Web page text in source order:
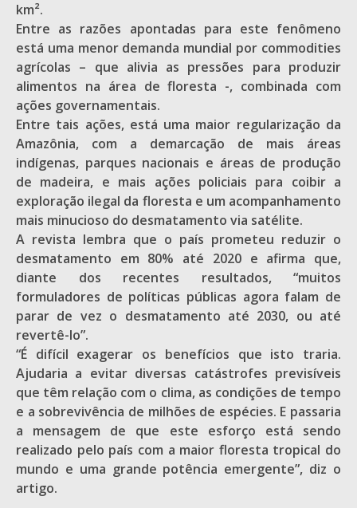
km².
Entre as razões apontadas para este fenômeno
está uma menor demanda mundial por commodities
agrícolas – que alivia as pressões para produzir
alimentos na área de floresta -, combinada com
ações governamentais.
Entre tais ações, está uma maior regularização da
Amazônia, com a demarcação de mais áreas
indígenas, parques nacionais e áreas de produção
de madeira, e mais ações policiais para coibir a
exploração ilegal da floresta e um acompanhamento
mais minucioso do desmatamento via satélite.
A revista lembra que o país prometeu reduzir o
desmatamento em 80% até 2020 e afirma que,
diante dos recentes resultados, “muitos
formuladores de políticas públicas agora falam de
parar de vez o desmatamento até 2030, ou até
revertê-lo”.
“É difícil exagerar os benefícios que isto traria.
Ajudaria a evitar diversas catástrofes previsíveis
que têm relação com o clima, as condições de tempo
e a sobrevivência de milhões de espécies. E passaria
a mensagem de que este esforço está sendo
realizado pelo país com a maior floresta tropical do
mundo e uma grande potência emergente”, diz o
artigo.